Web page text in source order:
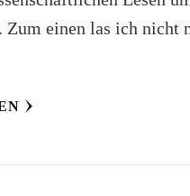
Zum einen las ich nicht